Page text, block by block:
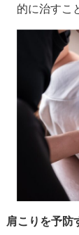
的に治すこ
肩こりを予防